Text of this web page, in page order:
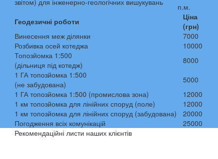
звітом) для інженерно-геологічних вишукувань
п.м.
Геодезичні роботи
Ціна
(грн)
Винесення меж ділянки
7000
Розбивка осей котеджа
10000
Топозйомка 1:500
(дільниця під котедж)
8000
1 ГА топозйомка 1:500
(не забудована)
5000
1 ГА топозйомка 1:500 (промислова зона)
12000
1 км топозйомка для лінійних споруд (поле)
12000
1 км топозйомка для лінійних споруд (забудована)
20000
Погодження всіх комунікацій
25000
Рекомендаційні листи наших клієнтів